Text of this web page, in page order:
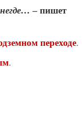
– пишет
переходе.
.